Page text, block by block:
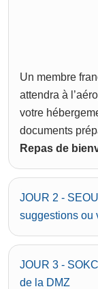
Un membre
attendra à
votre
documents
Repas de
JOUR 2 -
suggestions ou
JOUR 3 -
de la DMZ